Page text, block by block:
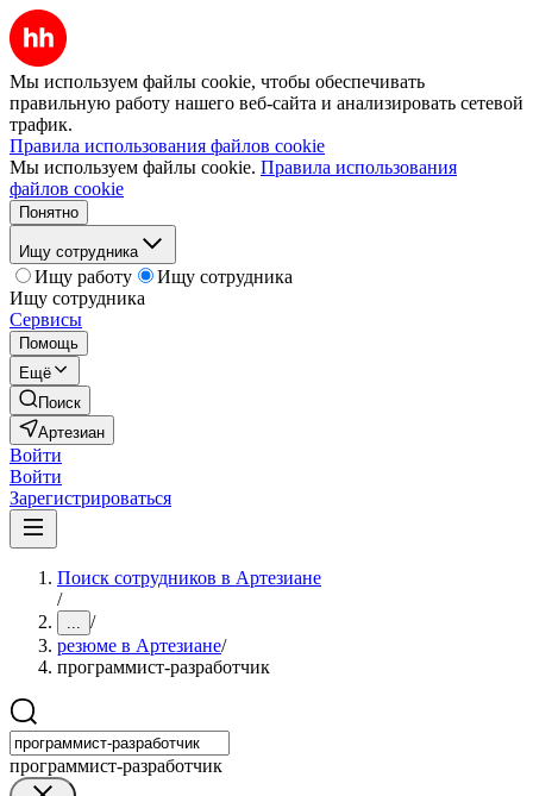
Мы используем файлы cookie, чтобы обеспечивать
правильную работу нашего веб-сайта и анализировать сетевой
трафик.
Правила использования файлов cookie
Мы используем файлы cookie. Правила использования
файлов cookie
Понятно
Ищу сотрудника
Ищу работу
Ищу сотрудника
Ищу сотрудника
Сервисы
Помощь
Ещё
Поиск
Артезиан
Войти
Войти
Зарегистрироваться
Поиск сотрудников в Артезиане
/
... /
резюме в Артезиане/
программист-разработчик
программист-разработчик